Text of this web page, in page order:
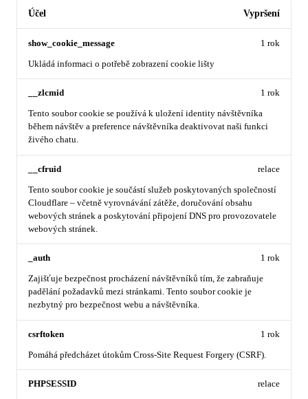
Účel Vypršení
show_cookie_message
Ukládá informaci o potřebě zobrazení cookie lišty
1 rok
__zlcmid
Tento soubor cookie se používá k uložení identity návštěvníka
během návštěv a preference návštěvníka deaktivovat naši funkci
živého chatu.
1 rok
__cfruid
Tento soubor cookie je součástí služeb poskytovaných společností
Cloudflare – včetně vyrovnávání zátěže, doručování obsahu
webových stránek a poskytování připojení DNS pro provozovatele
webových stránek.
relace
_auth
Zajišťuje bezpečnost procházení návštěvníků tím, že zabraňuje
padělání požadavků mezi stránkami. Tento soubor cookie je
nezbytný pro bezpečnost webu a návštěvníka.
1 rok
csrftoken
Pomáhá předcházet útokům Cross-Site Request Forgery (CSRF).
1 rok
PHPSESSID relace